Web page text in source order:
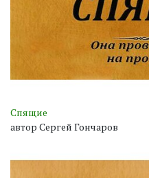
Спящие
автор Сергей Гончаров